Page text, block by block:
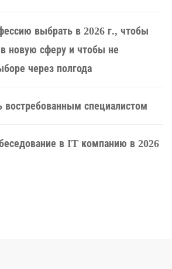
выбрать в 2026 г., чтобы
новую сферу и чтобы не
через полгода
востребованным специалистом
в IT компанию в 2026